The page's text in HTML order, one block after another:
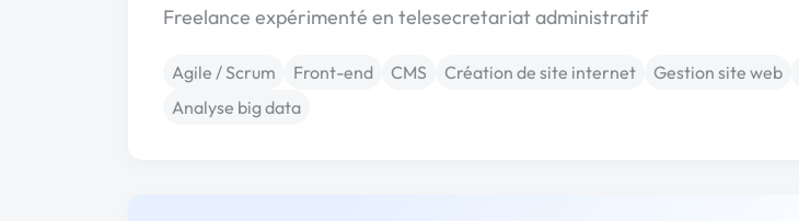
Freelance expérimenté en telesecretariat administratif
Agile / Scrum Front-end CMS Création de site internet Gestion site web
Analyse big data